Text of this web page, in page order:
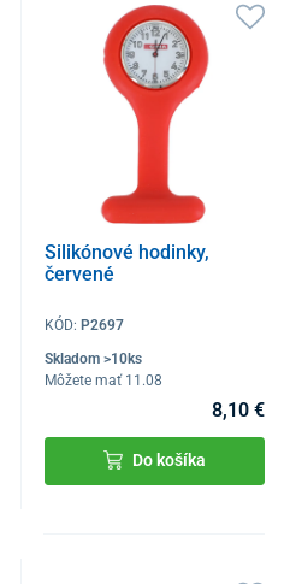
Silikónové hodinky,
červené
KÓD: P2697
Skladom >10ks
Môžete mať 11.08
8,10 €
Do košíka